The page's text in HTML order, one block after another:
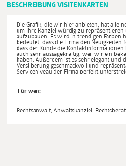
BESCHREIBUNG VISITENKARTEN
Die Grafik, die wir hier anbieten, hat alle
um Ihre Kanzlei würdig zu repräsentieren
aufzubauen. Es wird in trendigen Farben
bedeutet, dass die Firma den Neuigkeiten
dass der Kunde die Kontaktinformationen
auch sehr aussagekräftig, weil wir ein
haben. Außerdem ist es sehr elegant und
Versilberung geschmackvoll und
Serviceniveau der Firma perfekt
Für wen:
Rechtsanwalt, Anwaltskanzlei,